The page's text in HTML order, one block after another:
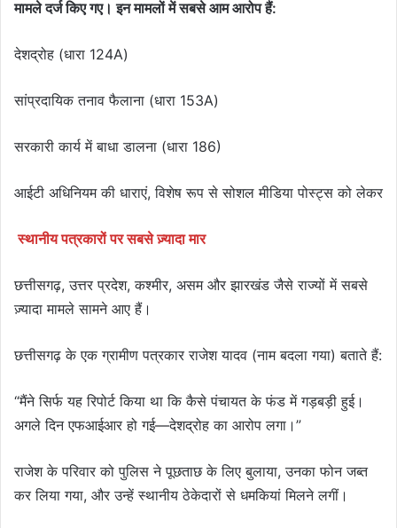
मामले दर्ज किए गए। इन मामलों में सबसे आम आरोप हैं:
देशद्रोह (धारा 124A)
सांप्रदायिक तनाव फैलाना (धारा 153A)
सरकारी कार्य में बाधा डालना (धारा 186)
आईटी अधिनियम की धाराएं, विशेष रूप से सोशल मीडिया पोस्ट्स को लेकर
स्थानीय पत्रकारों पर सबसे ज़्यादा मार
छत्तीसगढ़, उत्तर प्रदेश, कश्मीर, असम और झारखंड जैसे राज्यों में सबसे
ज़्यादा मामले सामने आए हैं।
छत्तीसगढ़ के एक ग्रामीण पत्रकार राजेश यादव (नाम बदला गया) बताते हैं:
“मैंने सिर्फ यह रिपोर्ट किया था कि कैसे पंचायत के फंड में गड़बड़ी हुई।
अगले दिन एफआईआर हो गई—देशद्रोह का आरोप लगा।”
राजेश के परिवार को पुलिस ने पूछताछ के लिए बुलाया, उनका फोन जब्त
कर लिया गया, और उन्हें स्थानीय ठेकेदारों से धमकियां मिलने लगीं।